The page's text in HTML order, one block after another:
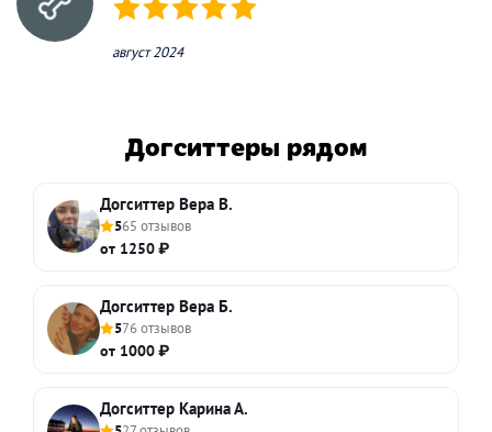
(*) (*) (*) (*) (*)
август 2024
Догситтеры рядом
Догситтер Вера В.
565 отзывов
от 1250 ₽
Догситтер Вера Б.
576 отзывов
от 1000 ₽
Догситтер Карина А.